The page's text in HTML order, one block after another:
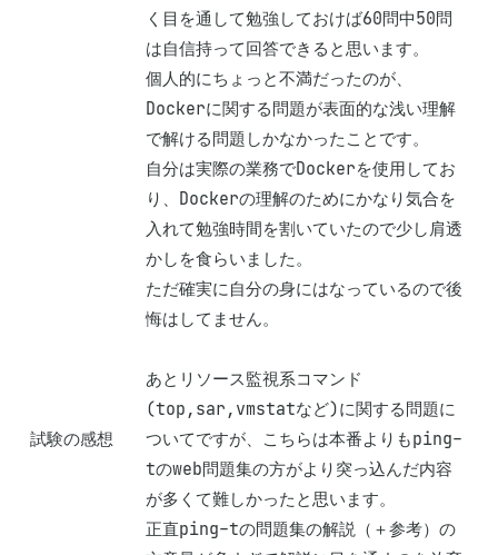
試験の感想
く目を通して勉強しておけば60問中50問
は自信持って回答できると思います。
個人的にちょっと不満だったのが、
Dockerに関する問題が表面的な浅い理解
で解ける問題しかなかったことです。
自分は実際の業務でDockerを使用してお
り、Dockerの理解のためにかなり気合を
入れて勉強時間を割いていたので少し肩透
かしを食らいました。
ただ確実に自分の身にはなっているので後
悔はしてません。
あとリソース監視系コマンド
(top,sar,vmstatなど)に関する問題に
ついてですが、こちらは本番よりもping-
tのweb問題集の方がより突っ込んだ内容
が多くて難しかったと思います。
正直ping-tの問題集の解説（＋参考）の